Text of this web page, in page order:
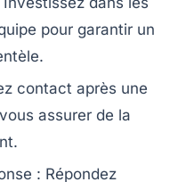
pour garantir un
contact après une
assurer de la
: Répondez